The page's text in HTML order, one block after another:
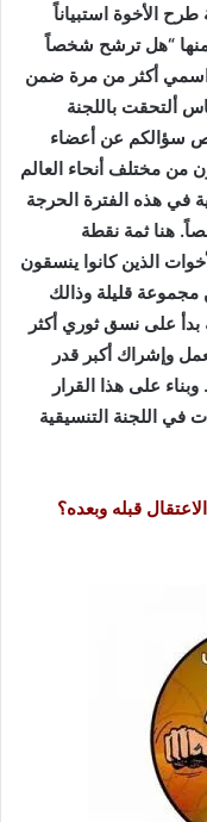
الأخوة استبياناً
“هل ترشح شخصاً
اسمي أكثر من مرة ضمن
ألتحقت باللجنة
سؤالكم عن أعضاء
من مختلف أنحاء العالم
في هذه الفترة الحرجة
شعبنا ووطننا وعددهم 35 شخصاً. هنا ثمة نقطة
الذين كانوا ينسقون
مجموعة قليلة وذالك
بدأ على نسق ثوري أكثر
وإشراك أكبر قدر
على هذا القرار
اللجنة التنسيقية